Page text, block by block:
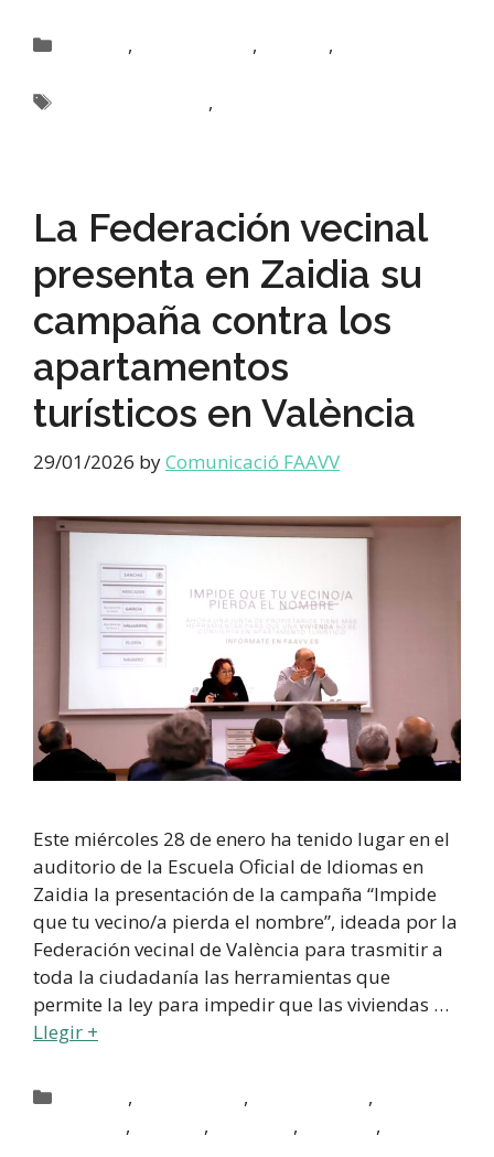
, , ,
,
La Federación vecinal
presenta en Zaidia su
campaña contra los
apartamentos
turísticos en València
29/01/2026 byComunicació FAAVV
Este miércoles 28 de enero ha tenido lugar en el
auditorio de la Escuela Oficial de Idiomas en
Zaidia la presentación de la campaña “Impide
que tu vecino/a pierda el nombre”, ideada por la
Federación vecinal de València para trasmitir a
toda la ciudadanía las herramientas que
permite la ley para impedir que las viviendas …
Llegir +
, , ,
, , , ,